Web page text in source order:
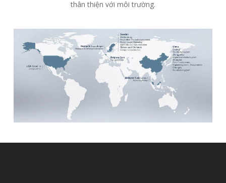
thân thiện với môi trường.